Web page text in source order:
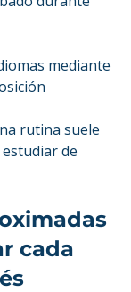
mediante
rutina suele
de
cada